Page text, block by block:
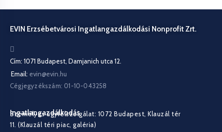
EVIN Erzsébetvárosi Ingatlangazdálkodási Nonprofit Zrt.
Cím: 1071 Budapest, Damjanich utca 12.
Email: evin@evin.hu
Cégjegyzékszám: 01-10-043258
Ingatlangazdálkodás
Személyes ügyfélszolgálat: 1072 Budapest, Klauzál tér
11. (Klauzál téri piac, galéria)